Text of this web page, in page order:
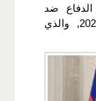
ضد
الهجوم الاوكراني المضاد في عام 2023, والذي